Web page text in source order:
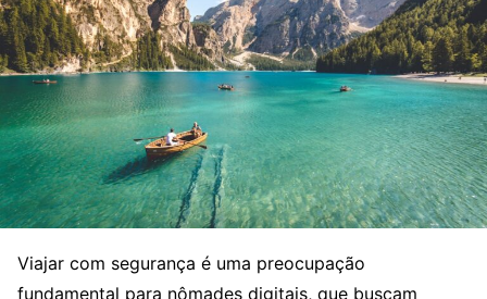
Viajar com segurança é uma preocupação
fundamental para nômades digitais, que buscam